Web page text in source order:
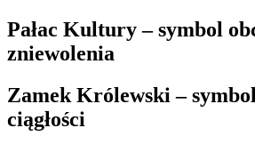
Pałac Kultury – symbol
zniewolenia
Zamek Królewski –
ciągłości